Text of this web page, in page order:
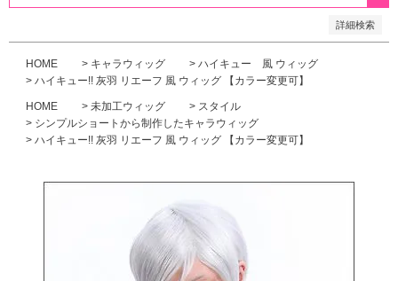
詳細検索
HOME キャラウィッグ
ハイキュー 風 ウィッグ
ハイキュー!! 灰羽 リエーフ 風 ウィッグ 【カラー変更可】
HOME 未加工ウィッグ
スタイル
シンプルショートから制作したキャラウィッグ
ハイキュー!! 灰羽 リエーフ 風 ウィッグ 【カラー変更可】